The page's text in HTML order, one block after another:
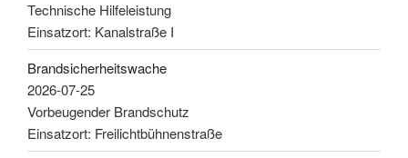
Technische Hilfeleistung
Einsatzort: Kanalstraße I
Brandsicherheitswache
2026-07-25
Vorbeugender Brandschutz
Einsatzort: Freilichtbühnenstraße